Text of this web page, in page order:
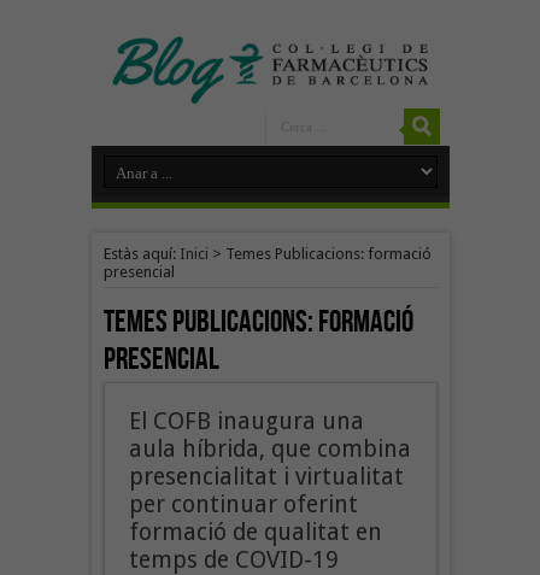
Estàs aquí: Inici > Temes Publicacions: formació
presencial
Temes Publicacions:formació
presencial
El COFB inaugura una
aula híbrida, que combina
presencialitat i virtualitat
per continuar oferint
formació de qualitat en
temps de COVID-19